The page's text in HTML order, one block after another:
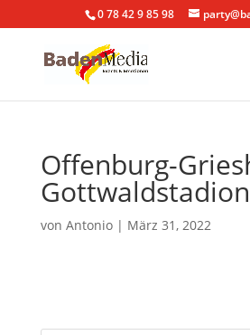
0 78 42 9 85 98
Offenburg-
von Antonio| März 31, 2022